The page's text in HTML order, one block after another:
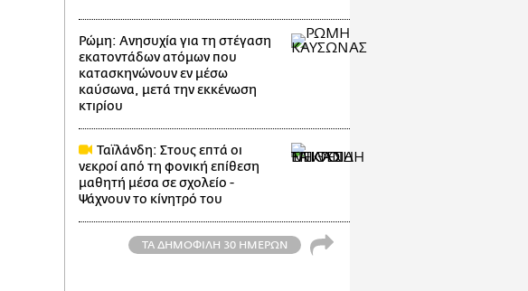
Ρώμη: Ανησυχία για τη στέγαση
εκατοντάδων ατόμων που
κατασκηνώνουν εν μέσω
καύσωνα, μετά την εκκένωση
κτιρίου
Ταϊλάνδη: Στους επτά οι
νεκροί από τη φονική επίθεση
μαθητή μέσα σε σχολείο -
Ψάχνουν το κίνητρό του
ΤΑ ΔΗΜΟΦΙΛΗ 30 ΗΜΕΡΩΝ